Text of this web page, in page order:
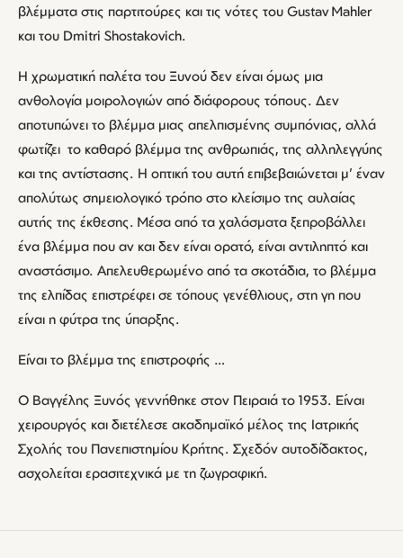
βλέμματα στις παρτιτούρες και τις νότες του Gustav Mahler
και του Dmitri Shostakovich.
Η χρωματική παλέτα του Ξυνού δεν είναι όμως μια
ανθολογία μοιρολογιών από διάφορους τόπους. Δεν
αποτυπώνει το βλέμμα μιας απελπισμένης συμπόνιας, αλλά
φωτίζει το καθαρό βλέμμα της ανθρωπιάς, της αλληλεγγύης
και της αντίστασης. Η οπτική του αυτή επιβεβαιώνεται μ’ έναν
απολύτως σημειολογικό τρόπο στο κλείσιμο της αυλαίας
αυτής της έκθεσης. Μέσα από τα χαλάσματα ξεπροβάλλει
ένα βλέμμα που αν και δεν είναι ορατό, είναι αντιληπτό και
αναστάσιμο. Απελευθερωμένο από τα σκοτάδια, το βλέμμα
της ελπίδας επιστρέφει σε τόπους γενέθλιους, στη γη που
είναι η φύτρα της ύπαρξης.
Είναι το βλέμμα της επιστροφής …
Ο Βαγγέλης Ξυνός γεννήθηκε στον Πειραιά το 1953. Είναι
χειρουργός και διετέλεσε ακαδημαϊκό μέλος της Ιατρικής
Σχολής του Πανεπιστημίου Κρήτης. Σχεδόν αυτοδίδακτος,
ασχολείται ερασιτεχνικά με τη ζωγραφική.